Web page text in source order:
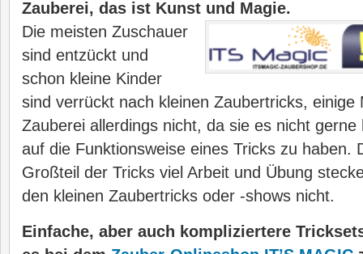
Zauberei, das ist Kunst und Magie.
Die meisten Zuschauer
sind entzückt und
schon kleine Kinder
sind verrückt nach kleinen Zaubertricks, einige
Zauberei allerdings nicht, da sie es nicht
auf die Funktionsweise eines Tricks zu haben.
Großteil der Tricks viel Arbeit und Übung
den kleinen Zaubertricks oder -shows nicht.
Einfache, aber auch kompliziertere